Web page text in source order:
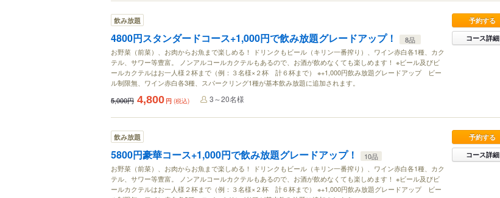
飲み放題
4800円スタンダードコース+1,000円で飲み放題グレードアップ！
8品
お野菜（前菜）、お肉からお魚まで楽しめる！ ドリンクもビール（キリン一番搾り）、ワイン赤白各1種、カク
テル、サワー等豊富。 ノンアルコールカクテルもあるので、お酒が飲めなくても楽しめます！ ※ビール及びビ
ールカクテルはお一人様２杯まで（例：３名様×２杯 計６杯まで） ※+1,000円飲み放題グレードアップ ビー
ル制限無、ワイン赤白各3種、スパークリング1種が基本飲み放題に追加されます。
予約する
コース詳細
5,000円 4,800 円 (税込) 3～20名様
飲み放題
5800円豪華コース+1,000円で飲み放題グレードアップ！
10品
お野菜（前菜）、お肉からお魚まで楽しめる！ ドリンクもビール（キリン一番搾り）、ワイン赤白各1種、カク
テル、サワー等豊富。 ノンアルコールカクテルもあるので、お酒が飲めなくても楽しめます！ ※ビール及びビ
ールカクテルはお一人様２杯まで（例：３名様×２杯 計６杯まで） ※+1,000円飲み放題グレードアップ ビー
予約する
コース詳細